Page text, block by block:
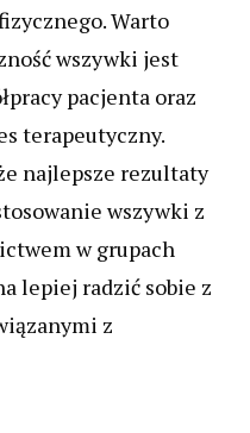
Warto
wszywki jest
pacjenta oraz
terapeutyczny.
najlepsze rezultaty
wszywki z
w grupach
lepiej radzić sobie z
z